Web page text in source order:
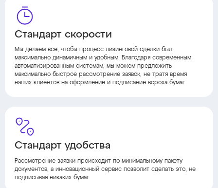
Стандарт скорости
Мы делаем все, чтобы процесс лизинговой сделки был
максимально динамичным и удобным. Благодаря современным
автоматизированным системам, мы можем предложить
максимально быстрое рассмотрение заявок, не тратя время
наших клиентов на оформление и подписание вороха бумаг.
Стандарт удобства
Рассмотрение заявки происходит по минимальному пакету
документов, а инновационный сервис позволит сделать это, не
подписывая никаких бумаг.